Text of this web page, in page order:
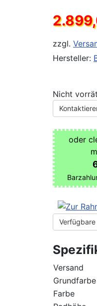
zzgl.
Hersteller:
Nicht
oder
Verfügbare
Versand
Grundfarbe
Farbe